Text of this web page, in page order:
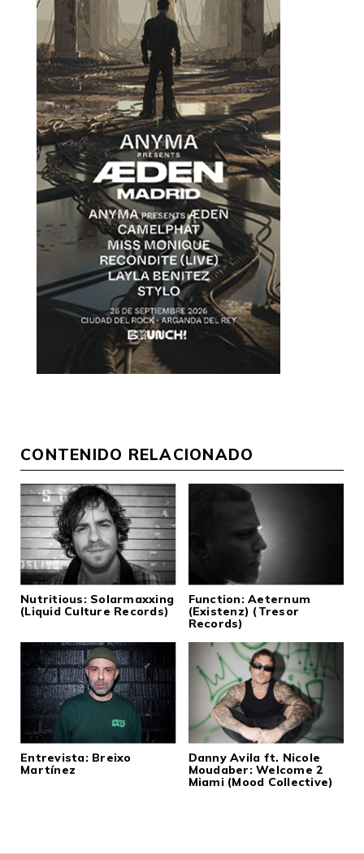
CONTENIDO RELACIONADO
Nutritious: Solarmaxxing
(Liquid Culture Records)
Function: Aeternum
(Existenz) (Tresor
Records)
Entrevista: Breixo
Martínez
Danny Avila ft. Nicole
Moudaber: Welcome 2
Miami (Mood Collective)